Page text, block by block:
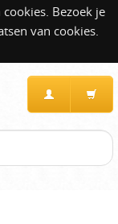
Bezoek je
van cookies.